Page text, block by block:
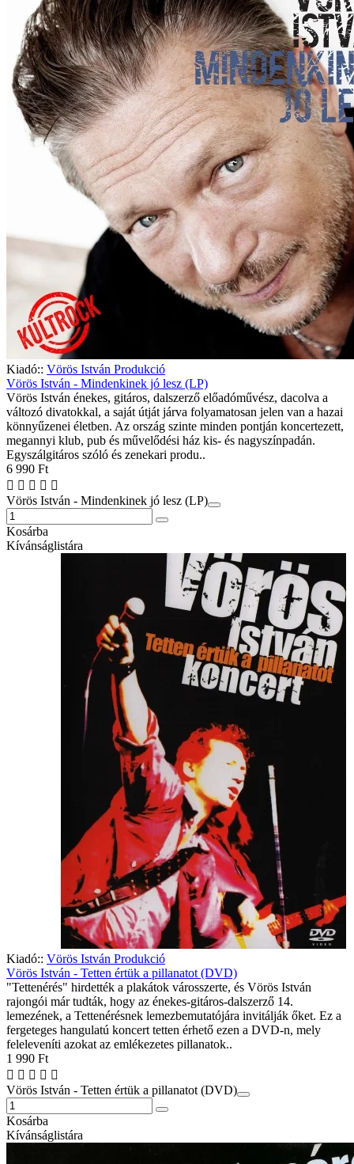
Kiadó:: Vörös István Produkció
Vörös István - Mindenkinek jó lesz (LP)
Vörös István énekes, gitáros, dalszerző előadóművész, dacolva a
változó divatokkal, a saját útját járva folyamatosan jelen van a hazai
könnyűzenei életben. Az ország szinte minden pontján koncertezett,
megannyi klub, pub és művelődési ház kis- és nagyszínpadán.
Egyszálgitáros szóló és zenekari produ..
6 990 Ft
Vörös István - Mindenkinek jó lesz (LP)
Kosárba
Kívánságlistára
Kiadó:: Vörös István Produkció
Vörös István - Tetten értük a pillanatot (DVD)
"Tettenérés" hirdették a plakátok városszerte, és Vörös István
rajongói már tudták, hogy az énekes-gitáros-dalszerző 14.
lemezének, a Tettenérésnek lemezbemutatójára invitálják őket. Ez a
fergeteges hangulatú koncert tetten érhető ezen a DVD-n, mely
feleleveníti azokat az emlékezetes pillanatok..
1 990 Ft
Vörös István - Tetten értük a pillanatot (DVD)
Kosárba
Kívánságlistára